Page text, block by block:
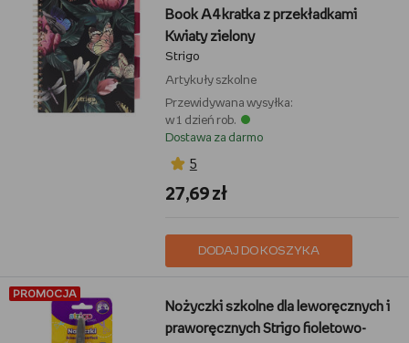
Book A4 kratka z przekładkami
Kwiaty zielony
Strigo
Artykuły szkolne
Przewidywana wysyłka:
w 1 dzień rob.
Dostawa za darmo
5
27,69 zł
DODAJ DO KOSZYKA
PROMOCJA
Nożyczki szkolne dla leworęcznych i
praworęcznych Strigo fioletowo-